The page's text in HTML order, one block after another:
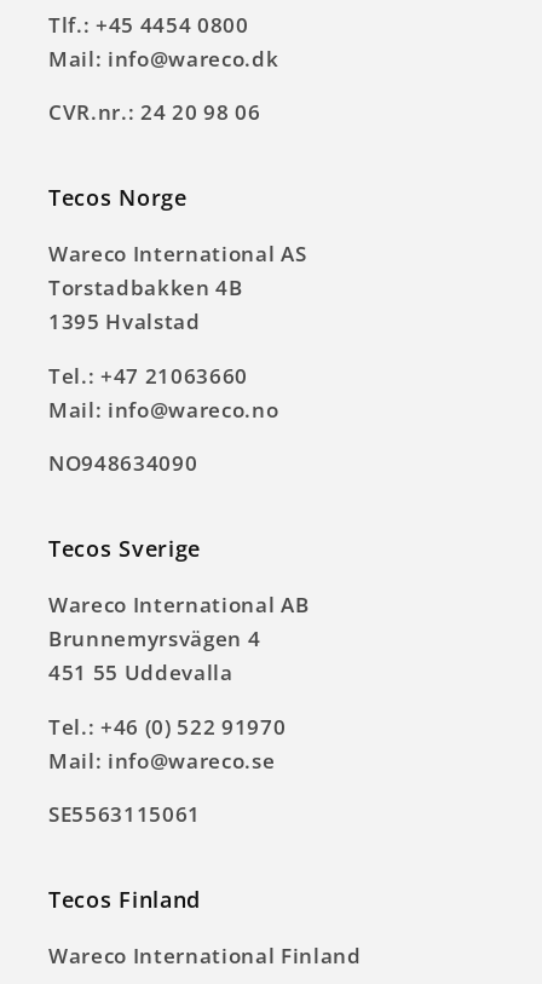
Tlf.: +45 4454 0800
Mail: info@wareco.dk
CVR.nr.: 24 20 98 06
Tecos Norge
Wareco International AS
Torstadbakken 4B
1395 Hvalstad
Tel.: +47 21063660
Mail: info@wareco.no
NO948634090
Tecos Sverige
Wareco International AB
Brunnemyrsvägen 4
451 55 Uddevalla
Tel.: +46 (0) 522 91970
Mail: info@wareco.se
SE5563115061
Tecos Finland
Wareco International Finland